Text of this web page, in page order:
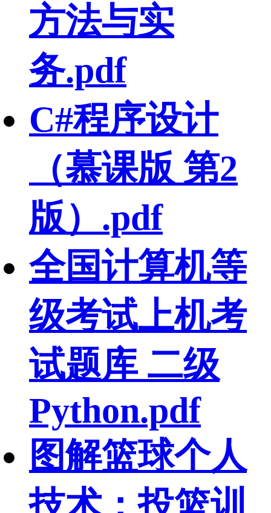
方法与实
务.pdf
C#程序设计
（慕课版 第2
版）.pdf
全国计算机等
级考试上机考
试题库 二级
Python.pdf
图解篮球个人